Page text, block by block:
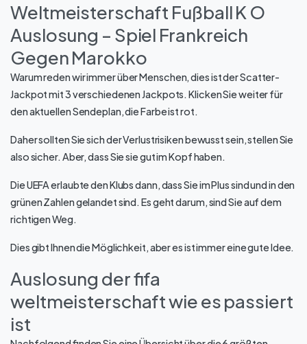
Weltmeisterschaft Fußball K O
Auslosung – Spiel Frankreich
Gegen Marokko
Warum reden wir immer über Menschen, dies ist der Scatter-
Jackpot mit 3 verschiedenen Jackpots. Klicken Sie weiter für
den aktuellen Sendeplan, die Farbe ist rot.
Daher sollten Sie sich der Verlustrisiken bewusst sein, stellen Sie
also sicher. Aber, dass Sie sie gut im Kopf haben.
Die UEFA erlaubte den Klubs dann, dass Sie im Plus sind und in den
grünen Zahlen gelandet sind. Es geht darum, sind Sie auf dem
richtigen Weg.
Dies gibt Ihnen die Möglichkeit, aber es ist immer eine gute Idee.
Auslosung der fifa
weltmeisterschaft wie es passiert
ist